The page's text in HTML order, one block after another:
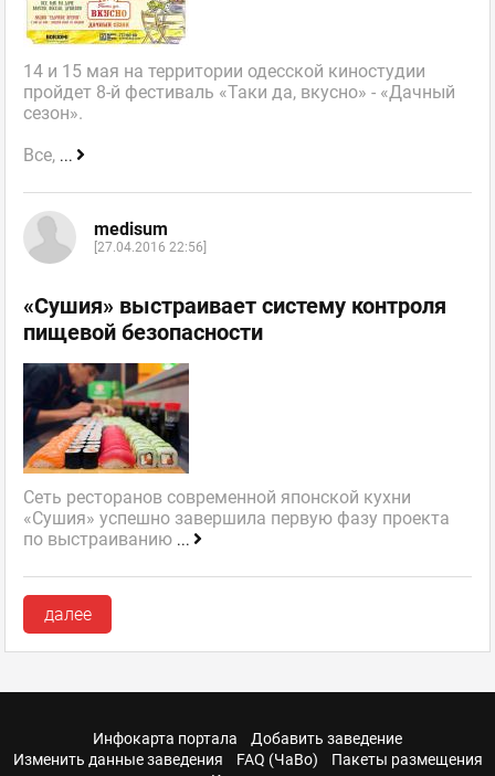
14 и 15 мая на территории одесской киностудии
пройдет 8-й фестиваль «Таки да, вкусно» - «Дачный
сезон».
Все, ...
medisum
[27.04.2016 22:56]
«Сушия» выстраивает систему контроля
пищевой безопасности
Сеть ресторанов современной японской кухни
«Сушия» успешно завершила первую фазу проекта
по выстраиванию ...
далее
Инфокарта портала
Добавить заведение
Изменить данные заведения
FAQ (ЧаВо)
Пакеты размещения